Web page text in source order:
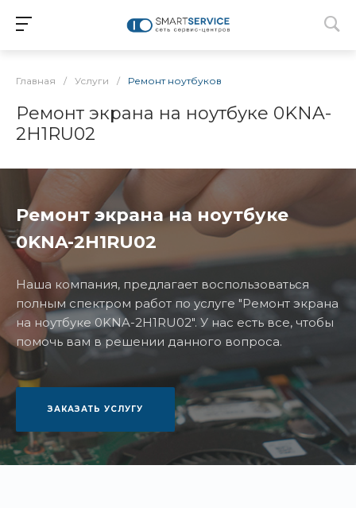
Главная / Услуги / Ремонт ноутбуков
Ремонт экрана на ноутбуке 0KNA-
2H1RU02
Ремонт экрана на ноутбуке
0KNA-2H1RU02
Наша компания, предлагает воспользоваться
полным спектром работ по услуге "Ремонт экрана
на ноутбуке 0KNA-2H1RU02". У нас есть все, чтобы
помочь вам в решении данного вопроса.
ЗАКАЗАТЬ УСЛУГУ